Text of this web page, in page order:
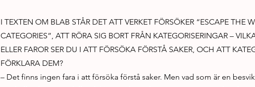
I TEXTEN OM BLAB STÅR DET ATT VERKET FÖRSÖKER “ESCAPE THE
CATEGORIES”, ATT RÖRA SIG BORT FRÅN KATEGORISERINGAR –
ELLER FAROR SER DU I ATT FÖRSÖKA FÖRSTÅ SAKER, OCH ATT
FÖRKLARA DEM?
– Det finns ingen fara i att försöka förstå saker. Men vad som är en